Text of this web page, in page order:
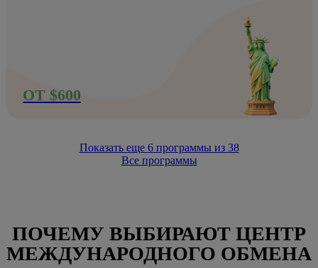
ОТ $600
Показать еще 6программы из 38
Все программы
ПОЧЕМУ ВЫБИРАЮТ ЦЕНТР
МЕЖДУНАРОДНОГО ОБМЕНА